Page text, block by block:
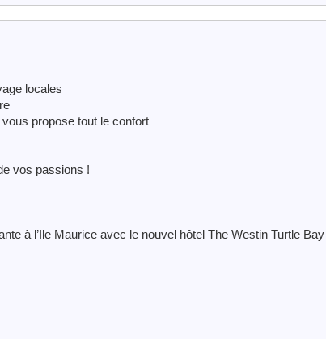
locales
propose tout le confort
vos passions !
à l’Ile Maurice avec le nouvel hôtel The Westin Turtle Bay